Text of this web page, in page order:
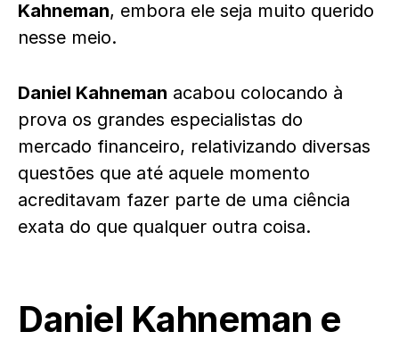
Kahneman, embora ele seja muito querido
nesse meio.
Daniel Kahneman acabou colocando à
prova os grandes especialistas do
mercado financeiro, relativizando diversas
questões que até aquele momento
acreditavam fazer parte de uma ciência
exata do que qualquer outra coisa.
Daniel Kahneman e